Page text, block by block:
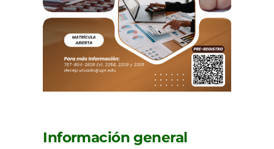
Información general